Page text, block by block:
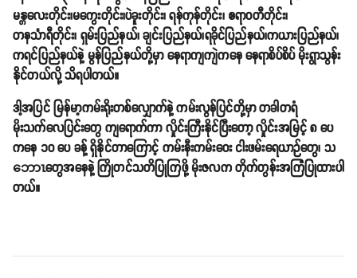
မန္တလေးတိုင်း၊မကွေးတိုင်း၊ပဲခူးတိုင်း၊ ရန်ကုန်တိုင်း၊ ဧရာဝတီတိုင်း၊
တနင်္သာရီတိုင်း၊ ရှမ်းပြည်နယ်၊ ချင်းပြည်နယ်၊ရခိုင်ပြည်နယ်၊ကယားပြည်နယ်၊
ကရင်ပြည်နယ်နဲ့ မွန်ပြည်နယ်တို့မှာ နေရာကျကျဲကနေ နေရာစိပ်စိပ် မိုးရွာသွန်း
နိုင်တယ်လို့ သိရပါတယ်။
ဒါ့အပြင် မြန်မာ့ကမ်းရိုးတစ်လျှောက်နဲ့ ကမ်းလွန်ပြင်တို့မှာ တခါတရံ
မိုးသက်လေပြင်းတွေ ကျရောက်ကာ လှိုင်းကြီးနိုင်ပြီးတော့ လှိုင်းအမြင့် ၈ ပေ
ကနေ ၁၀ ပေ ခန့် ရှိနိုင်တာကြောင့် ကမ်းနီးကမ်းဝေး ငါးဖမ်းရေယာဉ်တွေ၊ သ
ဘောၤတွေအနေနဲ့ ကြိုတင်သတိပြုကြဖို့ မိုးဇလက တိုက်တွန်းအကြံပြုထားပါ
တယ်။